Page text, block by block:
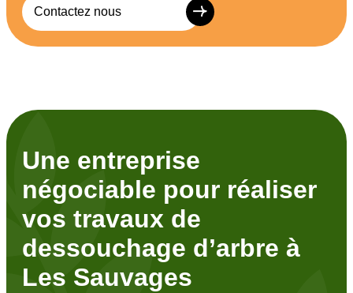
Contactez nous
Une entreprise
négociable pour réaliser
vos travaux de
dessouchage d’arbre à
Les Sauvages